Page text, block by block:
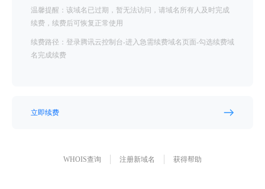
温馨提醒：该域名已过期，暂无法访问，请域名所有人及时完成
续费，续费后可恢复正常使用
续费路径：登录腾讯云控制台-进入急需续费域名页面-勾选续费域
名完成续费
立即续费
WHOIS查询 注册新域名 获得帮助